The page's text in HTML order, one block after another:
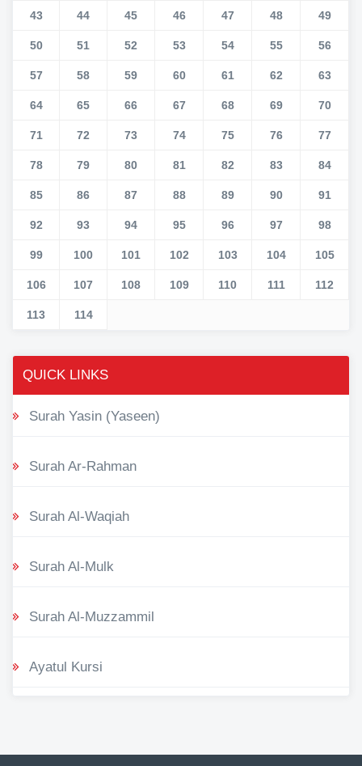
43 44 45 46 47 48 49
50 51 52 53 54 55 56
57 58 59 60 61 62 63
64 65 66 67 68 69 70
71 72 73 74 75 76 77
78 79 80 81 82 83 84
85 86 87 88 89 90 91
92 93 94 95 96 97 98
99 100 101 102 103 104 105
106 107 108 109 110 111 112
113 114
QUICK LINKS
Surah Yasin (Yaseen)
Surah Ar-Rahman
Surah Al-Waqiah
Surah Al-Mulk
Surah Al-Muzzammil
Ayatul Kursi